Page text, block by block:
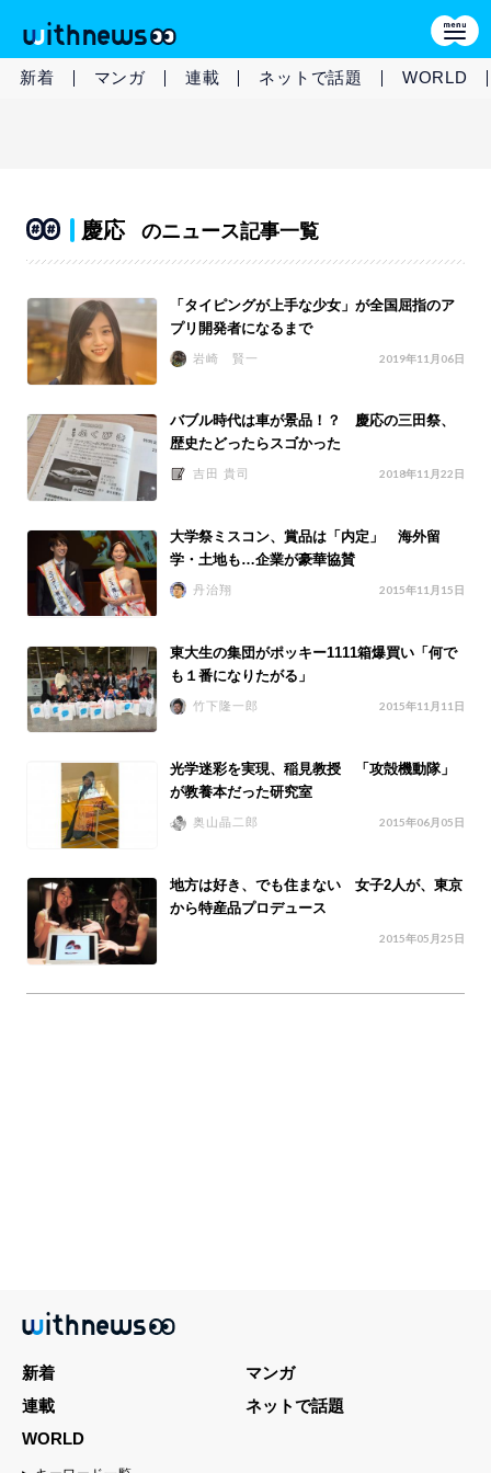
新着 マンガ 連載 ネットで話題 WORLD
慶応 のニュース記事一覧
「タイピングが上手な少女」が全国屈指のア
プリ開発者になるまで
岩崎 賢一 2019年11月06日
バブル時代は車が景品！？ 慶応の三田祭、
歴史たどったらスゴかった
吉田 貴司 2018年11月22日
大学祭ミスコン、賞品は「内定」 海外留
学・土地も…企業が豪華協賛
丹治翔 2015年11月15日
東大生の集団がポッキー1111箱爆買い「何で
も１番になりたがる」
竹下隆一郎 2015年11月11日
光学迷彩を実現、稲見教授 「攻殻機動隊」
が教養本だった研究室
奥山晶二郎 2015年06月05日
地方は好き、でも住まない 女子2人が、東京
から特産品プロデュース
2015年05月25日
新着
マンガ
連載
ネットで話題
WORLD